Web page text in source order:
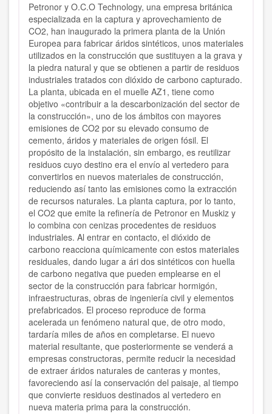
Petronor y O.C.O Technology, una empresa británica
especializada en la captura y aprovechamiento de
CO2, han inaugurado la primera planta de la Unión
Europea para fabricar áridos sintéticos, unos materiales
utilizados en la construcción que sustituyen a la grava y
la piedra natural y que se obtienen a partir de residuos
industriales tratados con dióxido de carbono capturado.
La planta, ubicada en el muelle AZ1, tiene como
objetivo «contribuir a la descarbonización del sector de
la construcción», uno de los ámbitos con mayores
emisiones de CO2 por su elevado consumo de
cemento, áridos y materiales de origen fósil. El
propósito de la instalación, sin embargo, es reutilizar
residuos cuyo destino era el envío al vertedero para
convertirlos en nuevos materiales de construcción,
reduciendo así tanto las emisiones como la extracción
de recursos naturales. La planta captura, por lo tanto,
el CO2 que emite la refinería de Petronor en Muskiz y
lo combina con cenizas procedentes de residuos
industriales. Al entrar en contacto, el dióxido de
carbono reacciona químicamente con estos materiales
residuales, dando lugar a ári dos sintéticos con huella
de carbono negativa que pueden emplearse en el
sector de la construcción para fabricar hormigón,
infraestructuras, obras de ingeniería civil y elementos
prefabricados. El proceso reproduce de forma
acelerada un fenómeno natural que, de otro modo,
tardaría miles de años en completarse. El nuevo
material resultante, que posteriormente se venderá a
empresas constructoras, permite reducir la necesidad
de extraer áridos naturales de canteras y montes,
favoreciendo así la conservación del paisaje, al tiempo
que convierte residuos destinados al vertedero en
nueva materia prima para la construcción.